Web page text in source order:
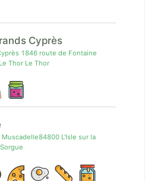
Cyprès
1846 route de Fontaine
Thor Le Thor
L'Isle sur la